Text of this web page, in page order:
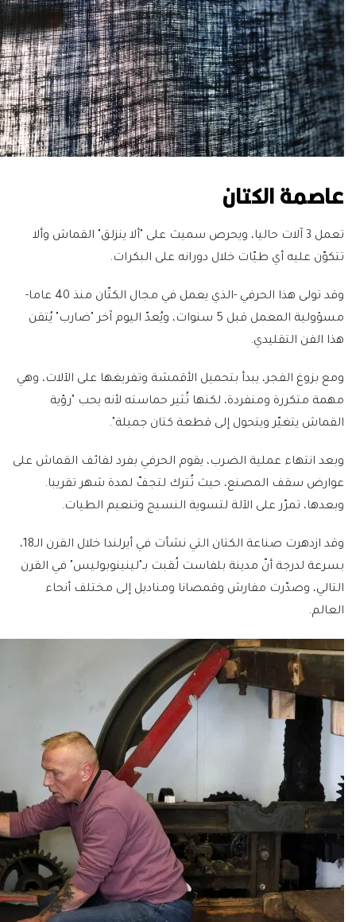
عاصمة الكتان
تعمل 3 آلات حاليا، ويحرص سميث على "ألا ينزلق" القماش وألا
تتكوّن عليه أي طيّات خلال دورانه على البكرات.
وقد تولى هذا الحرفي -الذي يعمل في مجال الكتّان منذ 40 عاما-
مسؤولية المعمل قبل 5 سنوات، ويُعدّ اليوم آخر "ضارب" يُتقن
هذا الفن التقليدي.
ومع بزوغ الفجر، يبدأ بتحميل الأقمشة وتفريغها على الآلات، وهي
مهمة متكررة ومنفردة، لكنها تُثير حماسته لأنه يحب "رؤية
القماش يتغيّر ويتحول إلى قطعة كتان جميلة".
وبعد انتهاء عملية الضرب، يقوم الحرفي بفرد لفائف القماش على
عوارض سقف المصنع، حيث تُترك لتجفّ لمدة شهر تقريبا.
وبعدها، تمرّر على الآلة لتسوية النسيج وتنعيم الطيات.
وقد ازدهرت صناعة الكتان التي نشأت في أيرلندا خلال القرن الـ18،
بسرعة لدرجة أنّ مدينة بلفاست لُقبت بـ"لينينوبوليس" في القرن
التالي، وصدّرت مفارش وقمصانا ومناديل إلى مختلف أنحاء
العالم.